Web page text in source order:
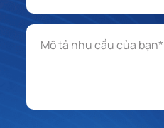
Mô tả nhu cầu*